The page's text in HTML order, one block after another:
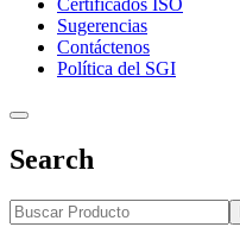
Certificados ISO
Sugerencias
Contáctenos
Política del SGI
Search